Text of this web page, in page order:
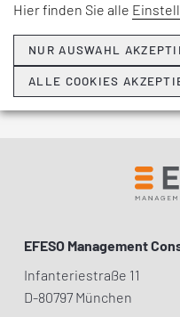
zurück zur vorigen
alle Glossar Einträge
EFESO Management
Infanteriestraße 11
D-80797 München
Hier finden Sie alle
NUR AUSWAHL
ALLE COOKIES